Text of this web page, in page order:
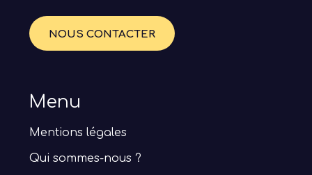
NOUS CONTACTER
Menu
Mentions légales
Qui sommes-nous ?